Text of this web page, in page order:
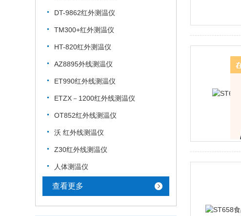
DT-9862红外测温仪
TM300+红外测温仪
HT-820红外测温仪
AZ8895外线测温仪
ET990红外线测温仪
ETZX－1200红外线测温仪
OT852红外线测温仪
沃 红外线测温仪
Z30红外线测温仪
人体测温仪
查看更多